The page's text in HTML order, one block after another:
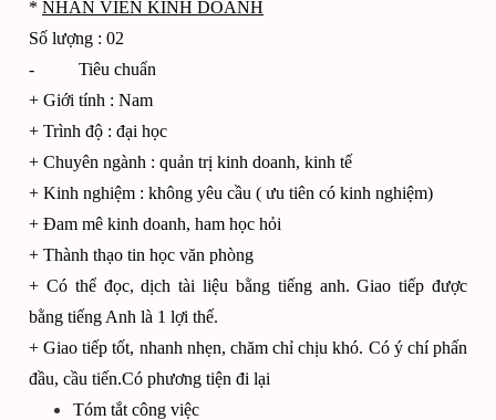
* NHÂN VIÊN KINH DOANH
Số lượng : 02
- Tiêu chuẩn
+ Giới tính : Nam
+ Trình độ : đại học
+ Chuyên ngành : quản trị kinh doanh, kinh tế
+ Kinh nghiệm : không yêu cầu ( ưu tiên có kinh nghiệm)
+ Đam mê kinh doanh, ham học hỏi
+ Thành thạo tin học văn phòng
+ Có thể đọc, dịch tài liệu bằng tiếng anh. Giao tiếp được
bằng tiếng Anh là 1 lợi thế.
+ Giao tiếp tốt, nhanh nhẹn, chăm chỉ chịu khó. Có ý chí phấn
đầu, cầu tiến.Có phương tiện đi lại
Tóm tắt công việc